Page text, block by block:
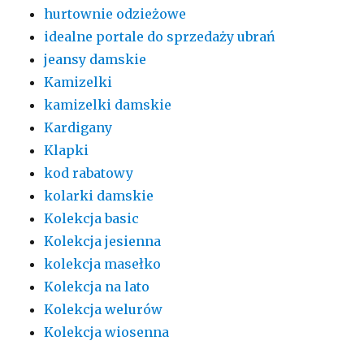
hurtownie odzieżowe
idealne portale do sprzedaży ubrań
jeansy damskie
Kamizelki
kamizelki damskie
Kardigany
Klapki
kod rabatowy
kolarki damskie
Kolekcja basic
Kolekcja jesienna
kolekcja masełko
Kolekcja na lato
Kolekcja welurów
Kolekcja wiosenna